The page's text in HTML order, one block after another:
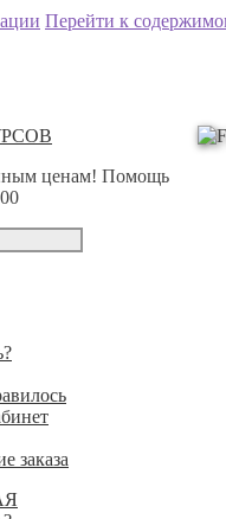
Перейти к
ценам! Помощь
заказа